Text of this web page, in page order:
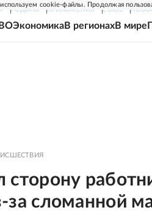
cookie-файлы. Продолжая
РОДИНА ПРИЛОЖЕНИЯ СОЮЗ
ЭкономикаВ регионахВ мире
сторону
за сломанной